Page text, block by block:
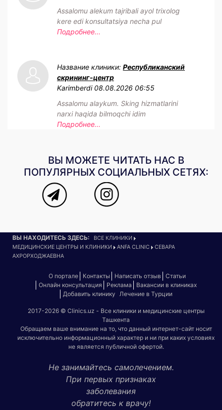
Assalomu alekum tajribali ayol trixolog
kere edi konsultatsiya necha pul
Подробнее...
Название клиники: Республиканский
скрининг-центр
Karimberdi 08.08.2026 06:55
Assalomu alaykum. Sking hizmatlarini
narxi haqida bilmoqchi idim
Подробнее...
ВЫ МОЖЕТЕ ЧИТАТЬ НАС В
ПОПУЛЯРНЫХ СОЦИАЛЬНЫХ СЕТЯХ:
ВЫ НАХОДИТЕСЬ ЗДЕСЬ:
ВСЕ КЛИНИКИ
МЕДИЦИНСКИЕ ЦЕНТРЫ И КЛИНИКИ
ANFA CLINIC
СЕВАРА
АХРОРХОДЖАЕВНА
О портале Контакты Написать отзыв
Статьи
Онлайн консультация
Реклама
Вакансии в клиниках
Добавить клинику
Лечение в Турции
2017-2026 © Clinics.uz - Все клиники и медицинские центры
Ташкента
Обращаем ваше внимание на то, что данный интернет-сайт носит
исключительно информационный характер и ни при каких условиях
не является публичной офертой.
Не занимайтесь самолечением.
При первых признаках
заболевания
обратитесь к врачу!